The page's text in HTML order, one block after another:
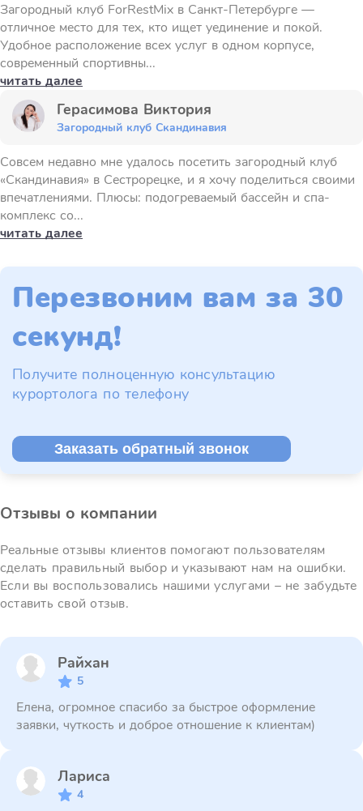
Загородный клуб ForRestMix в Санкт-Петербурге —
отличное место для тех, кто ищет уединение и покой.
Удобное расположение всех услуг в одном корпусе,
современный спортивны...
читать далее
Герасимова Виктория
Загородный клуб Скандинавия
Совсем недавно мне удалось посетить загородный клуб
«Скандинавия» в Сестрорецке, и я хочу поделиться своими
впечатлениями. Плюсы: подогреваемый бассейн и спа-
комплекс со...
читать далее
Перезвоним вам за 30
секунд!
Получите полноценную консультацию
курортолога по телефону
Заказать обратный звонок
Отзывы о компании
Реальные отзывы клиентов помогают пользователям
сделать правильный выбор и указывают нам на ошибки.
Если вы воспользовались нашими услугами – не забудьте
оставить свой отзыв.
Райхан
5
Елена, огромное спасибо за быстрое оформление
заявки, чуткость и доброе отношение к клиентам)
Лариса
4